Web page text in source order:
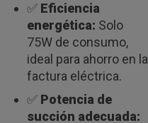
✅ Eficiencia
energética: Solo
75W de consumo,
ideal para ahorro en la
factura eléctrica.
✅ Potencia de
succión adecuada: